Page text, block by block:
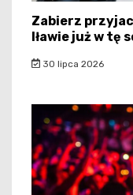
Zabierz
Iławie już w tę
30 lipca 2026